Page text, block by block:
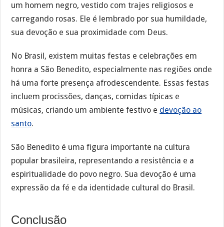
um homem negro, vestido com trajes religiosos e
carregando rosas. Ele é lembrado por sua humildade,
sua devoção e sua proximidade com Deus.
No Brasil, existem muitas festas e celebrações em
honra a São Benedito, especialmente nas regiões onde
há uma forte presença afrodescendente. Essas festas
incluem procissões, danças, comidas típicas e
músicas, criando um ambiente festivo e devoção ao
santo.
São Benedito é uma figura importante na cultura
popular brasileira, representando a resistência e a
espiritualidade do povo negro. Sua devoção é uma
expressão da fé e da identidade cultural do Brasil.
Conclusão